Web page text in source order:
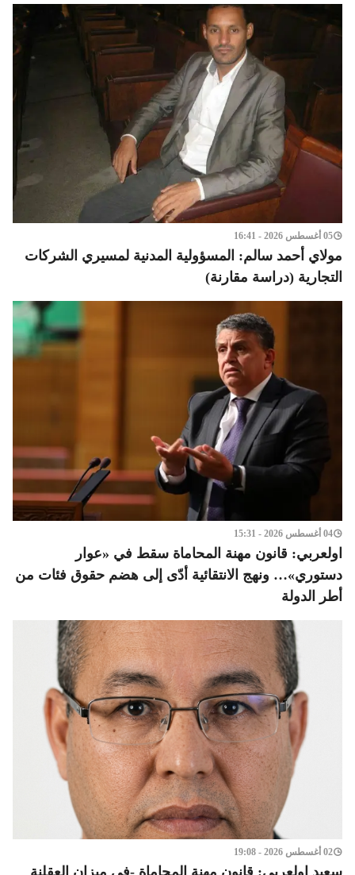
05 أغسطس 2026 - 16:41
مولاي أحمد سالم: المسؤولية المدنية لمسيري الشركات
التجارية (دراسة مقارنة)
04 أغسطس 2026 - 15:31
اولعربي: قانون مهنة المحاماة سقط في «عوار
دستوري»… ونهج الانتقائية أدّى إلى هضم حقوق فئات من
أطر الدولة
02 أغسطس 2026 - 19:08
سعيد اولعربي: قانون مهنة المحاماة -في ميزان العقلنة